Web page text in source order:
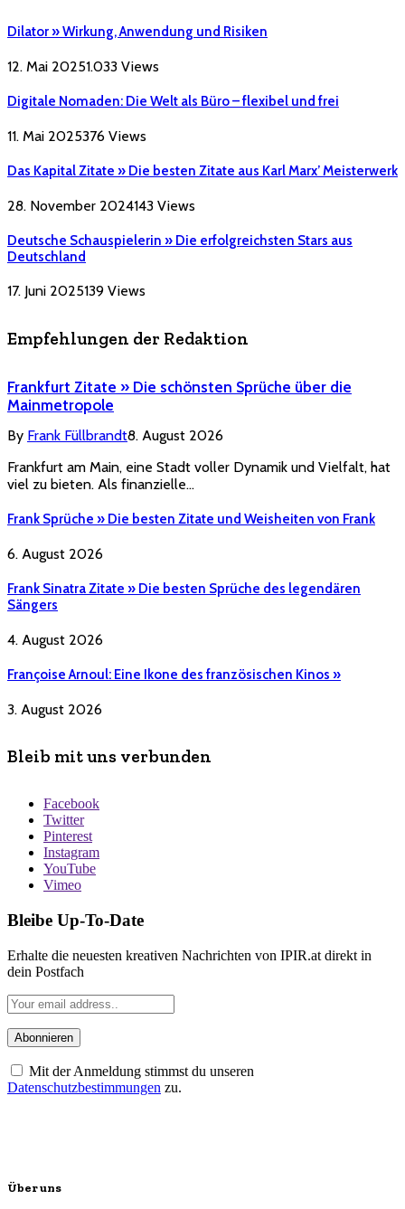
Dilator » Wirkung, Anwendung und Risiken
12. Mai 20251.033 Views
Digitale Nomaden: Die Welt als Büro – flexibel und frei
11. Mai 2025376 Views
Das Kapital Zitate » Die besten Zitate aus Karl Marx’ Meisterwerk
28. November 2024143 Views
Deutsche Schauspielerin » Die erfolgreichsten Stars aus
Deutschland
17. Juni 2025139 Views
Empfehlungen der Redaktion
Frankfurt Zitate » Die schönsten Sprüche über die
Mainmetropole
By Frank Füllbrandt8. August 2026
Frankfurt am Main, eine Stadt voller Dynamik und Vielfalt, hat
viel zu bieten. Als finanzielle…
Frank Sprüche » Die besten Zitate und Weisheiten von Frank
6. August 2026
Frank Sinatra Zitate » Die besten Sprüche des legendären
Sängers
4. August 2026
Françoise Arnoul: Eine Ikone des französischen Kinos »
3. August 2026
Bleib mit uns verbunden
Facebook
Twitter
Pinterest
Instagram
YouTube
Vimeo
Bleibe Up-To-Date
Erhalte die neuesten kreativen Nachrichten von IPIR.at direkt in
dein Postfach
Mit der Anmeldung stimmst du unseren
Datenschutzbestimmungen zu.
Über uns